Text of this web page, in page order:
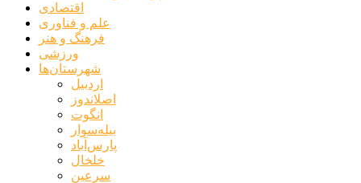
اقتصادی
علم و فناوری
فرهنگ و هنر
ورزشی
شهرستان‌ها
اردبیل
اصلاندوز
انگوت
بیله‌سوار
پارس‌آباد
خلخال
سرعین